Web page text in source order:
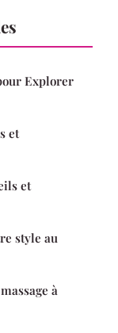
Explorer
et
et
style au
à